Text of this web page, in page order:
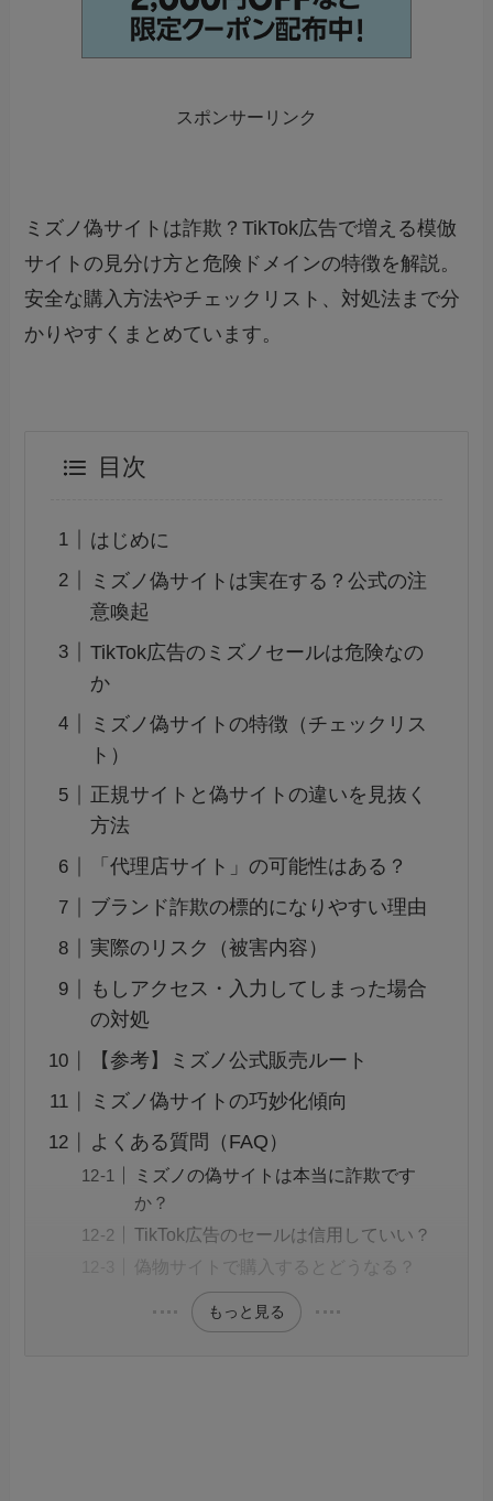
スポンサーリンク
ミズノ偽サイトは詐欺？TikTok広告で増える模倣
サイトの見分け方と危険ドメインの特徴を解説。
安全な購入方法やチェックリスト、対処法まで分
かりやすくまとめています。
目次
はじめに
ミズノ偽サイトは実在する？公式の注
意喚起
TikTok広告のミズノセールは危険なの
か
ミズノ偽サイトの特徴（チェックリス
ト）
正規サイトと偽サイトの違いを見抜く
方法
「代理店サイト」の可能性はある？
ブランド詐欺の標的になりやすい理由
実際のリスク（被害内容）
もしアクセス・入力してしまった場合
の対処
【参考】ミズノ公式販売ルート
ミズノ偽サイトの巧妙化傾向
よくある質問（FAQ）
ミズノの偽サイトは本当に詐欺です
か？
TikTok広告のセールは信用していい？
偽物サイトで購入するとどうなる？
もっと見る